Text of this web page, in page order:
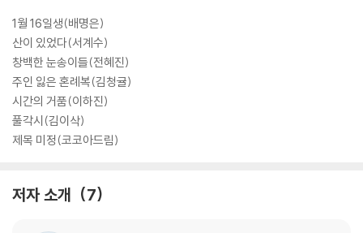
1월 16일생(배명은)
산이 있었다(서계수)
창백한 눈송이들(전혜진)
주인 잃은 혼례복(김청귤)
시간의 거품(이하진)
풀각시(김이삭)
제목 미정(코코아드림)
저자 소개 7